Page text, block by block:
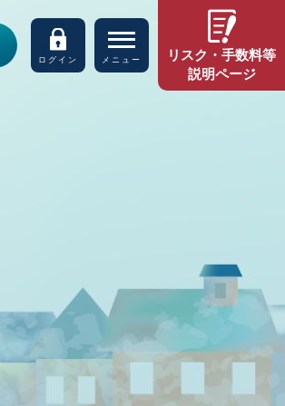
ログイン メニュー
リスク・手数料等
説明ページ